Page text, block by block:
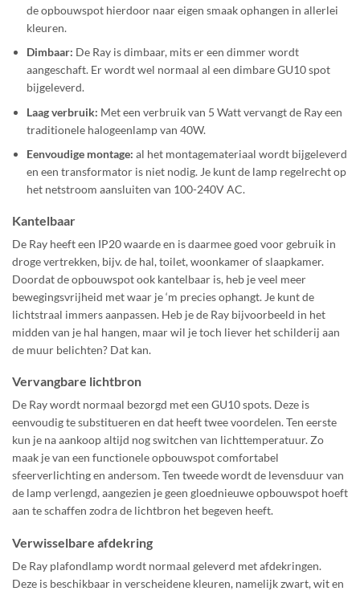
de opbouwspot hierdoor naar eigen smaak ophangen in allerlei
kleuren.
Dimbaar: De Ray is dimbaar, mits er een dimmer wordt
aangeschaft. Er wordt wel normaal al een dimbare GU10 spot
bijgeleverd.
Laag verbruik: Met een verbruik van 5 Watt vervangt de Ray een
traditionele halogeenlamp van 40W.
Eenvoudige montage:al het montagemateriaal wordt bijgeleverd
en een transformator is niet nodig. Je kunt de lamp regelrecht op
het netstroom aansluiten van 100-240V AC.
Kantelbaar
De Ray heeft een IP20 waarde en is daarmee goed voor gebruik in
droge vertrekken, bijv. de hal, toilet, woonkamer of slaapkamer.
Doordat de opbouwspot ook kantelbaar is, heb je veel meer
bewegingsvrijheid met waar je ‘m precies ophangt. Je kunt de
lichtstraal immers aanpassen. Heb je de Ray bijvoorbeeld in het
midden van je hal hangen, maar wil je toch liever het schilderij aan
de muur belichten? Dat kan.
Vervangbare lichtbron
De Ray wordt normaal bezorgd met een GU10 spots. Deze is
eenvoudig te substitueren en dat heeft twee voordelen. Ten eerste
kun je na aankoop altijd nog switchen van lichttemperatuur. Zo
maak je van een functionele opbouwspot comfortabel
sfeerverlichting en andersom. Ten tweede wordt de levensduur van
de lamp verlengd, aangezien je geen gloednieuwe opbouwspot hoeft
aan te schaffen zodra de lichtbron het begeven heeft.
Verwisselbare afdekring
De Ray plafondlamp wordt normaal geleverd met afdekringen.
Deze is beschikbaar in verscheidene kleuren, namelijk zwart, wit en